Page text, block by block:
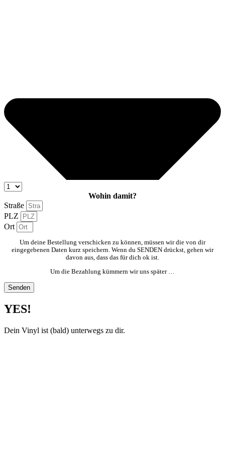
Wohin damit?
Straße
PLZ
Ort
Um deine Bestellung verschicken zu können, müssen wir die von dir
eingegebenen Daten kurz speichern. Wenn du SENDEN drückst, gehen wir
davon aus, dass das für dich ok ist.
Um die Bezahlung kümmern wir uns später …
Senden
YES!
Dein Vinyl ist (bald) unterwegs zu dir.